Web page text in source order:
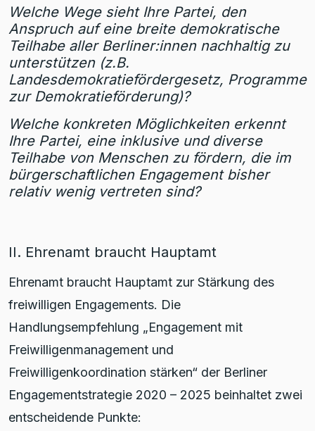
Welche Wege sieht Ihre Partei, den
Anspruch auf eine breite demokratische
Teilhabe aller Berliner:innen nachhaltig zu
unterstützen (z.B.
Landesdemokratiefördergesetz, Programme
zur Demokratieförderung)?
Welche konkreten Möglichkeiten erkennt
Ihre Partei, eine inklusive und diverse
Teilhabe von Menschen zu fördern, die im
bürgerschaftlichen Engagement bisher
relativ wenig vertreten sind?
II. Ehrenamt braucht Hauptamt
Ehrenamt braucht Hauptamt zur Stärkung des
freiwilligen Engagements. Die
Handlungsempfehlung „Engagement mit
Freiwilligenmanagement und
Freiwilligenkoordination stärken“ der Berliner
Engagementstrategie 2020 – 2025 beinhaltet zwei
entscheidende Punkte: